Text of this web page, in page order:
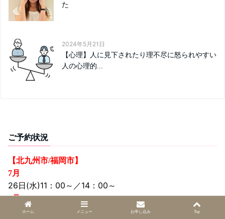
ホーム メニュー お申し込み Top
た
2024年5月21日
【心理】人に見下されたり理不尽に怒られやすい
人の心理的...
ご予約状況
【北九州市/福岡市】
7月
26日(水)11：00～／14：00～
8月
5日(水) 11：00～／14：00～